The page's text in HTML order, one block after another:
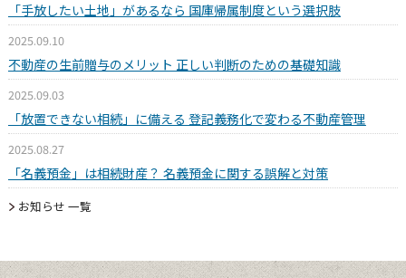
「手放したい土地」があるなら 国庫帰属制度という選択肢
2025.09.10
不動産の生前贈与のメリット 正しい判断のための基礎知識
2025.09.03
「放置できない相続」に備える 登記義務化で変わる不動産管理
2025.08.27
「名義預金」は相続財産？ 名義預金に関する誤解と対策
お知らせ 一覧